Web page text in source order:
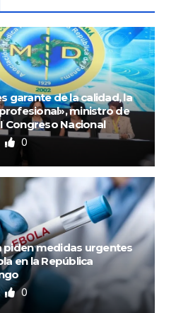
garante de la calidad, la
ministro de
Congreso Nacional
0
piden medidas urgentes
en la República
0